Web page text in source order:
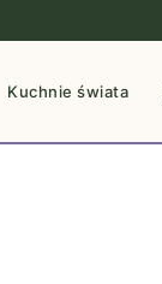
Kuchnie świata